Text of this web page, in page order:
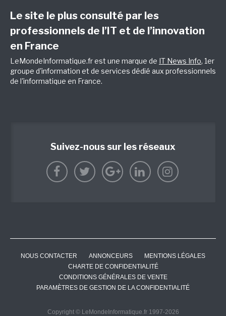
Le site le plus consulté par les
professionnels de l’IT et de l’innovation
en France
LeMondeInformatique.fr est une marque de IT News Info, 1er
groupe d'information et de services dédié aux professionnels
de l'informatique en France.
Suivez-nous sur les réseaux
NOUS CONTACTER ANNONCEURS
MENTIONS LÉGALES
CHARTE DE CONFIDENTIALITÉ
CONDITIONS GÉNÉRALES DE VENTE
PARAMÈTRES DE GESTION DE LA CONFIDENTIALITÉ
Copyright © LeMondeInformatique.fr 1997-2026